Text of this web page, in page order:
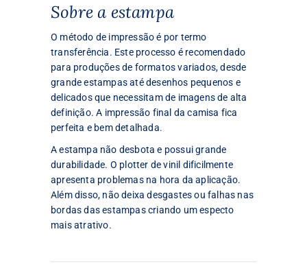
Sobre a estampa
O método de impressão é por termo
transferência. Este processo é recomendado
para produções de formatos variados, desde
grande estampas até desenhos pequenos e
delicados que necessitam de imagens de alta
definição. A impressão final da camisa fica
perfeita e bem detalhada.
A estampa não desbota e possui grande
durabilidade. O plotter de vinil dificilmente
apresenta problemas na hora da aplicação.
Além disso, não deixa desgastes ou falhas nas
bordas das estampas criando um especto
mais atrativo.